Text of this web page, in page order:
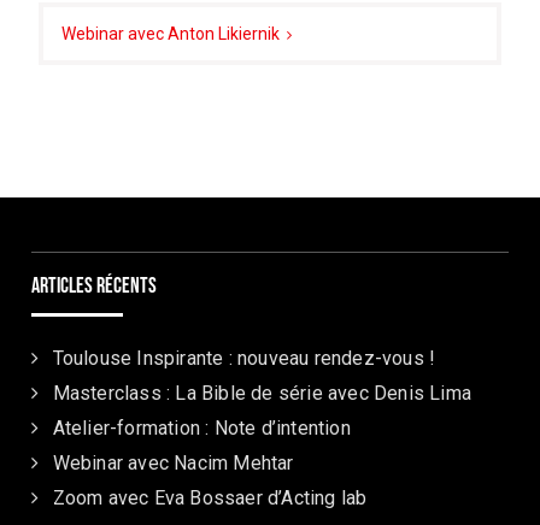
Webinar avec Anton Likiernik
Articles récents
Toulouse Inspirante : nouveau rendez-vous !
Masterclass : La Bible de série avec Denis Lima
Atelier-formation : Note d’intention
Webinar avec Nacim Mehtar
Zoom avec Eva Bossaer d’Acting lab